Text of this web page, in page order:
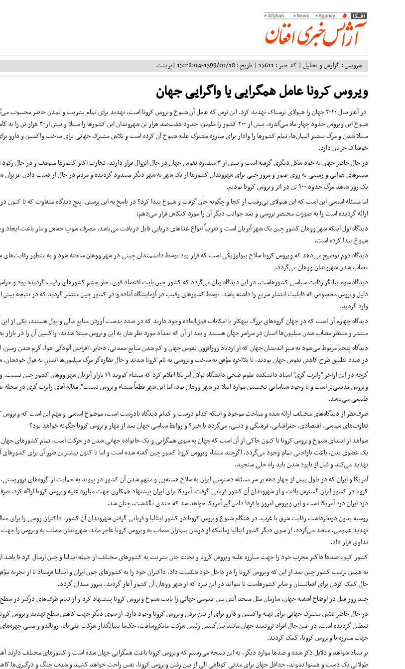
سرویس : گزارش و تحلیل | کد خبر : 15611 | تاریخ : 1399/01/18-15:28:04 | پرینت
ویروس کرونا عامل همگرایی یا واگرایی جهان
در آغاز سال ۲۰۲۰ جهان را هیولای ترسناک تهدید کرد. این ترس که عامل آن شیوع ویروس کرونا است، تهدید برای تمام بشریت و تمدن حاضر محسوب
شیوع این ویروس حدود چهار ماه می‌گذرد، بیش از ۲۰۰ کشور را
مبتلا شدن و مرگ بیشتر انسان‌ها، تمام کشورها را وادار برای مبارزه مشترک علیه شیوع آن کرده است و تلاش مشترک جهانی برای ساخت واکسین و دارو
خوفناک جریان دارد.
در حال حاضر جهان به خود شکل دیگری گرفته است و بیش از ۳ میلیارد نفوس جهان در حال انزوال قرار دارند، تجارت اکثر کشورها متوقف و
مسیرهای هوایی و زمینی به روی عبور و مرور حتی برای شهروندان کشورها از یک شهر به شهر دیگر مسدود گردیده و مردم در حال از دست دادن عزیزان
یک روز شاهد مرگ حدود ۹۰۰ تن در اثر ویروس کرونا بودیم.
اما مسئله اساسی این است که این هیولای بی‌رقیب از کجا و چگونه جان گرفت و شیوع پیدا کرد؟ در پاسخ به این پرسش، پنج دیدگاه متفاوت که تا کنون
ارائه گردیده است را به صورت مختصر بررسی و بعد جوانب دیگر آن را مورد کنکاش قرار می‌دهم:
دیدگاه اول اینکه شهر ووهان کشور چین یک شهر آبزیان است و تقریباً انواع غذاهای دریایی قابل دریافت می‌باشد. مصرف سوپ خفاش و مار باعث ایجاد
شیوع پیدا کرده است.
دیدگاه دوم توضیح می‌دهد که ویروس کرونا سلاح بیولوژیکی است که قرار بود توسط دانشمندان چینی در شهر ووهان ساخته شود و به منظور رقابت‌های
مصاب شدن شهروندان ووهان می‌گردد.
دیدگاه سوم بیانگر رقابت سیاسی کشورهاست. در این دیدگاه بیان می‌گردد که کشور چین بابت اقتصاد قوی، خار چشم کشورهای رقیب گردیده بود
وارد گردید.
دیدگاه چهارم آن است که در جهان گروه‌های بزرگ تبهکار با امکانات فوق‌العاده وجود دارند که در صدد بدست آوردن منابع مالی و پول هستند. یکی از
منتشر و منتظر مصاب شدن میلیون‌ها انسان در سراسر جهان هستند و بعد از آن که تعداد مورد نظر شان به این ویروس مبتلا شدند، واکسین آن را در بازار
دیدگاه پنجم مربوط می‌شود به سبز اندیشان جهان که از ازدیاد روزافزون نفوس جهان و کم شدن منابع معدنی، ذخایر، افزایش آلودگی هوا، گرم شدن
در صدد تطبیق طرح کاهش نفوس جهان بودند، تا بلااخره مؤفق به ساخت ویروسی به نام کرونا شدند و حال نظاره‌گر مرگ میلیون‌ها انسانِ به قول خودشان، شهروندان مصرفی
گرچه در این اواخر "رابرت گری" استاد دانشکده علوم صحی دانشگاه تولان
ویروس قدیمی‌تر است و با وجود شناسایی نخستین موارد ابتلا در شهر ووهان بود، اما این شهر قطعاً منشاء ویروس نیست". مقاله آقای رابرت گری در
طبیعی می‌باشد.
صرف‌نظر از دیدگاه‌های مختلف ارائه شده و مباحث موجود و اینکه کدام درست و کدام دیدگاه نادرست است، موضوع اساسی و مهم این است که ویروس
تفاوت‌های سیاسی، اقتصادی، جغرافیایی، فرهنگی و دینی، می‌گردد یا خیر؟ و روابط سیاسی جهان بعد از مهار ویروس کرونا چگونه خواهد بود؟
شواهد از ابتدای شیوع ویروس کرونا تا کنون حاکی از آن است که جهان به سوی همگرایی و یک خانواده جهانی شدن در حرکت است. تمام کشورهای
یک عضوی بدن، باعث ناراحتی تمام وجود می‌گردد. اگرچند منشاء ویروس کرونا کشور چین گفته شده است و اما تا کنون بیشترین ضرر آن برای کشورهای
تهدید می‌کند و قبل از نابود شدن باید راه حلی سنجید.
آمریکا و ایران که در طول بیش از چهار دهه بر سر مسئله دسترسی ایران به سلاح هسته‌یی و متهم شدن آن کشور در پیوند به حمایت از گروه‌های
کرونا در کشور ایران گسترش یافت و از شهروندان آن کشور قربانی گرفت، آمریکا برای ایران پیشنهاد همکاری جهت مبارزه علیه ویروس کرونا ارائه کرد.
درد ایران درد آمریکا است و این ویروس امروز یا فردا دامن‌گیر آمریکا خواهد شد که چندی نگذشت، چنان شد.
روسیه بدون درنظرداشت رقابت شرق با غرب، در هنگام شیوع ویروس کرونا در کشور ایتالیا و قربانی گرفتن شهروندان آن کشور، داکتران روسی را برای
تهدید عمومی، متحد می‌گردد. از سوی دیگر کشور ایتالیا زمانیکه از درمان بیماران مصاب به ویروس کرونا عاجز ماند، شهروندان مصاب به ویروس را
تداوی قرار داد.
کشور کیوبا صدها داکتر مجرب خود را جهت مبارزه علیه ویروس کرونا و نجات جان بشریت به کشورهای مختلف از جمله ایتالیا و چین ارسال کرد تا باشد
به همین ترتیب کشور چین بعد از این که ویروس کرونا را در داخل خود شکست داد، داکتران خود را به کشورهای چون ایران و ایتالیا فرستاد تا از
حال کمک کردن برای افغانستان و سایر کشورهاست تا بتواند در این نبرد که از شهر ووهان آن کشور آغاز گردید، پیروز میدان گردد.
چند روز قبل در اوضاع آشفته جهان، سازمان ملل متحد آتش بس عمومی جهانی را بابت شیوع ویروس کرونا پیشنهاد کرد و از تمام طرف‌های درگیر در
در حال حاضر تلاش مشترک جهانی برای تهیه واکسین و دارو برای از بین بردن ویروس کرونا وجود دارد. از سوی دیگر جهت کاهش سطح تهدید ویروس
تعطیل گردیده است. در عین حال افراد ثروتمند جهان مانند بیل‌گیتس رئیس شرکت مایکروسافت، جک‌ما بنیانگذار شرکت علی‌بابا، رونالدو و مسی
جهت مبارزه با ویروس کرونا، کمک کردند.
بر بنیاد شواهد و دلایل ذکر شده و صدها موارد دیگر، به این نتیجه می‌رسیم که ویروس کرونا باعث همگرایی جهان شده است و کشورهای مختلف
طولانی یک دست و همنوا نشوند، حداقل جهان برای مدتی کوتاهی الی از بین رفتن ویروس کرونا، نفس راحت خواهد کشید و شدت جنگ و درگیری‌ها